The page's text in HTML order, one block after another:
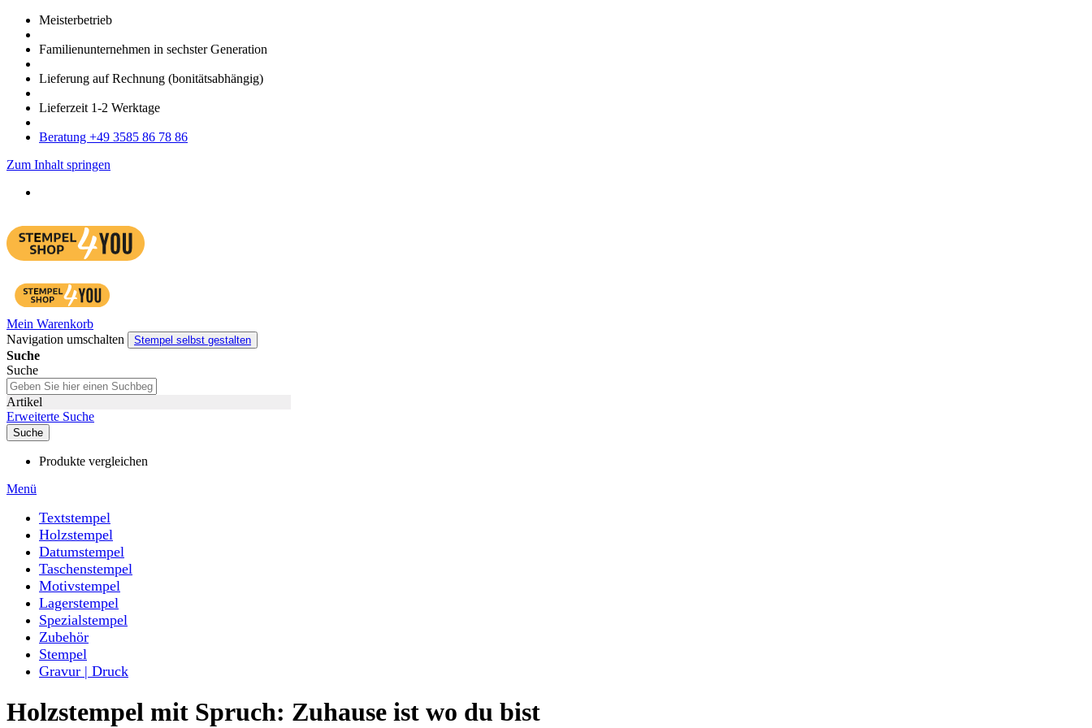
Meister­betrieb
Familien­unter­nehmen in sechster Gene­ration
Lieferung auf Rech­nung (bonitätsabhängig)
Liefer­zeit 1-2 Werk­tage
Bera­tung +49 3585 86 78 86
Zum Inhalt springen
Mein Warenkorb
Navigation umschalten
Stempel selbst gestalten
Suche
Suche
Artikel
Erweiterte Suche
Suche
Produkte vergleichen
Menü
Textstempel
Holzstempel
Datumstempel
Taschenstempel
Motivstempel
Lagerstempel
Spezialstempel
Zubehör
Stempel
Gravur | Druck
Holzstempel mit Spruch: Zuhause ist wo du bist